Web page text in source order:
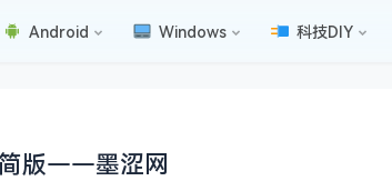
Android Windows 科技DIY
简版——墨涩网